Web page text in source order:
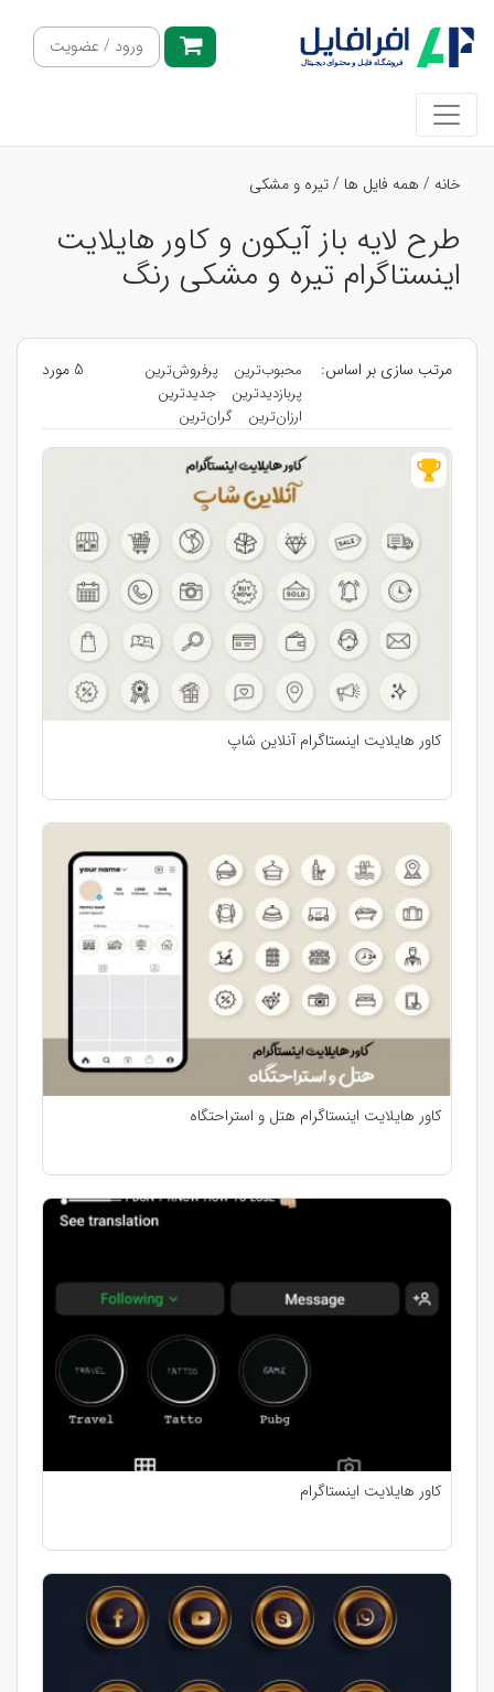
ورود / عضویت
خانه / همه فایل ها /تیره و مشکی
طرح لایه باز آیکون و کاور هایلایت
اینستاگرام تیره و مشکی رنگ
مرتب سازی بر اساس: محبوب‌ترین
پرفروش‌ترین
پربازدیدترین
جدیدترین
ارزان‌ترین
گران‌ترین
5 مورد
کاور هایلایت اینستاگرام آنلاین شاپ
کاور هایلایت اینستاگرام هتل و استراحتگاه
کاور هایلایت اینستاگرام